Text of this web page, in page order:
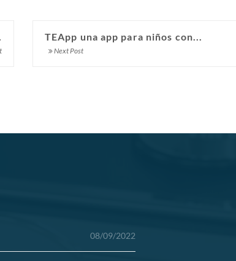
TEApp una app para niños con...
Next Post
08/09/2022